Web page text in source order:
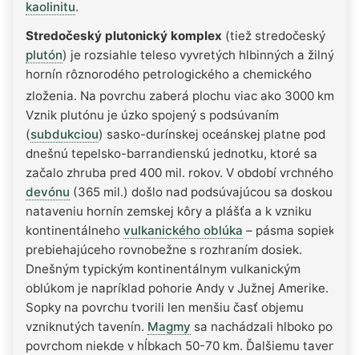
kaolinitu.
Stredočeský plutonický komplex (tiež stredočeský
plutón) je rozsiahle teleso vyvretých hlbinných a žilných
hornín rôznorodého petrologického a chemického
zloženia. Na povrchu zaberá plochu viac ako 3000 km
Vznik plutónu je úzko spojený s podsúvaním
(subdukciou) sasko-durínskej oceánskej platne pod
dnešnú tepelsko-barrandienskú jednotku, ktoré sa
začalo zhruba pred 400 mil. rokov. V období vrchného
devónu (365 mil.) došlo nad podsúvajúcou sa doskou k
nataveniu hornín zemskej kôry a plášťa a k vzniku
kontinentálneho vulkanického oblúka – pásma sopiek
prebiehajúceho rovnobežne s rozhraním dosiek.
Dnešným typickým kontinentálnym vulkanickým
oblúkom je napríklad pohorie Andy v Južnej Amerike.
Sopky na povrchu tvorili len menšiu časť objemu
vzniknutých tavenín. Magmy sa nachádzali hlboko pod
povrchom niekde v hĺbkach 50-70 km. Ďalšiemu taveniu